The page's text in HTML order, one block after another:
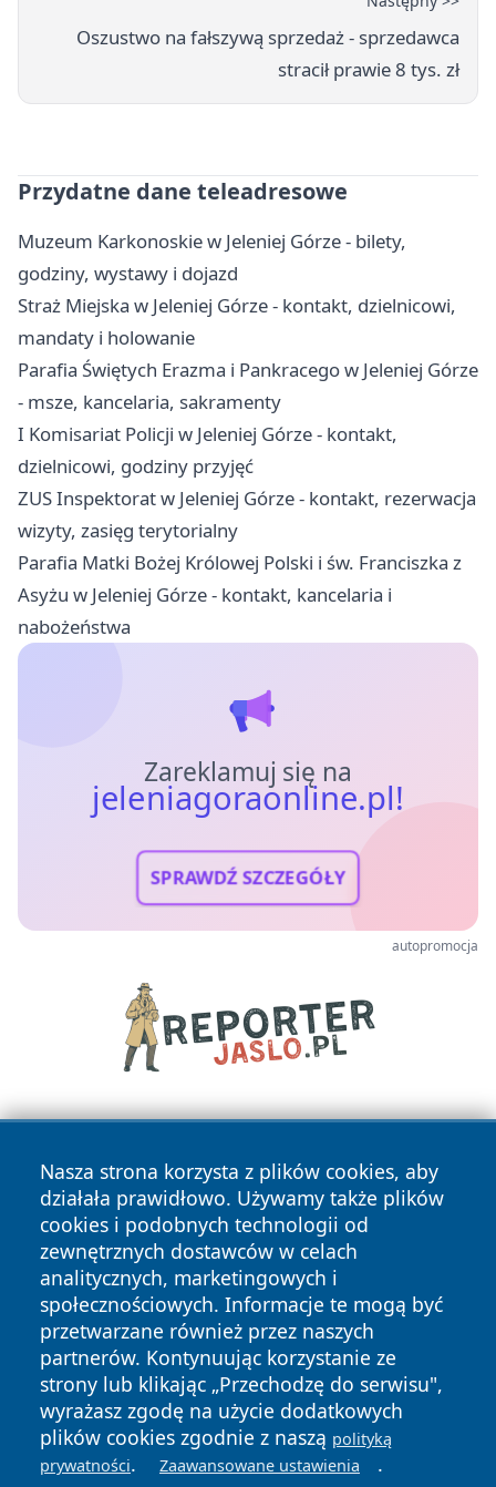
Oszustwo na fałszywą sprzedaż - sprzedawca
stracił prawie 8 tys. zł
Przydatne dane teleadresowe
Muzeum Karkonoskie w Jeleniej Górze - bilety,
godziny, wystawy i dojazd
Straż Miejska w Jeleniej Górze - kontakt, dzielnicowi,
mandaty i holowanie
Parafia Świętych Erazma i Pankracego w Jeleniej Górze
- msze, kancelaria, sakramenty
I Komisariat Policji w Jeleniej Górze - kontakt,
dzielnicowi, godziny przyjęć
ZUS Inspektorat w Jeleniej Górze - kontakt, rezerwacja
wizyty, zasięg terytorialny
Parafia Matki Bożej Królowej Polski i św. Franciszka z
Asyżu w Jeleniej Górze - kontakt, kancelaria i
nabożeństwa
Zareklamuj się na
jeleniagoraonline.pl!
SPRAWDŹ SZCZEGÓŁY
autopromocja
Nasza strona korzysta z plików cookies, aby
działała prawidłowo. Używamy także plików
cookies i podobnych technologii od
zewnętrznych dostawców w celach
analitycznych, marketingowych i
społecznościowych. Informacje te mogą być
przetwarzane również przez naszych
partnerów. Kontynuując korzystanie ze
strony lub klikając „Przechodzę do serwisu",
wyrażasz zgodę na użycie dodatkowych
plików cookies zgodnie z naszą polityką
prywatności. Zaawansowane ustawienia .
Copyright © 2026 jeleniagoraonline.pl Wszystkie prawa
zastrzeżone.
News Autorzy
Polityka
Prywatności
Polityka
Cookies